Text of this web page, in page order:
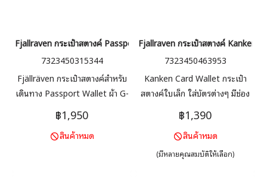
Fjallraven กระเป๋าสตางค์ Passport Wallet
7323450315344
Fjällräven กระเป๋าสตางค์สำหรับ
เดินทาง Passport Wallet ผ้า G-
รูปเพรียวบาง มีช่องใส่
หนังสือเดินทาง ใส่บัตรต่างๆ ใส่
฿1,950
สินค้าหมด
Fjallraven กระเป๋าสตางค์ Kanken
7323450463953
Kanken Card Wallet กระเป๋า
สตางค์ใบเล็ก ใส่บัตรต่างๆ มีช่อง
นอกมีช่อง 1 ช่อง Kanken Travel
Wallet กระเป๋าสตางค์ขนาดใหญ่
สามารถใส่พาสปอร์ตได้ เป็นได้ทั้ง
฿1,390
สินค้าหมด
(มีหลายคุณสมบัติให้เลือก)